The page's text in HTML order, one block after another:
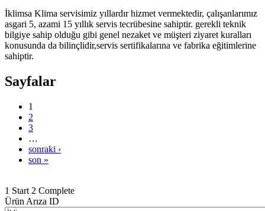
İklimsa Klima servisimiz yıllardır hizmet vermektedir, çalışanlarımız
asgari 5, azami 15 yıllık servis tecrübesine sahiptir. gerekli teknik
bilgiye sahip olduğu gibi genel nezaket ve müşteri ziyaret kuralları
konusunda da bilinçlidir,servis sertifikalarına ve fabrika eğitimlerine
sahiptir.
Sayfalar
1
2
3
…
sonraki ›
son »
1 Start 2 Complete
Ürün Arıza ID